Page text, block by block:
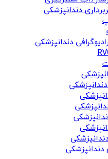
دندانپزشکی
دندانپزشکی